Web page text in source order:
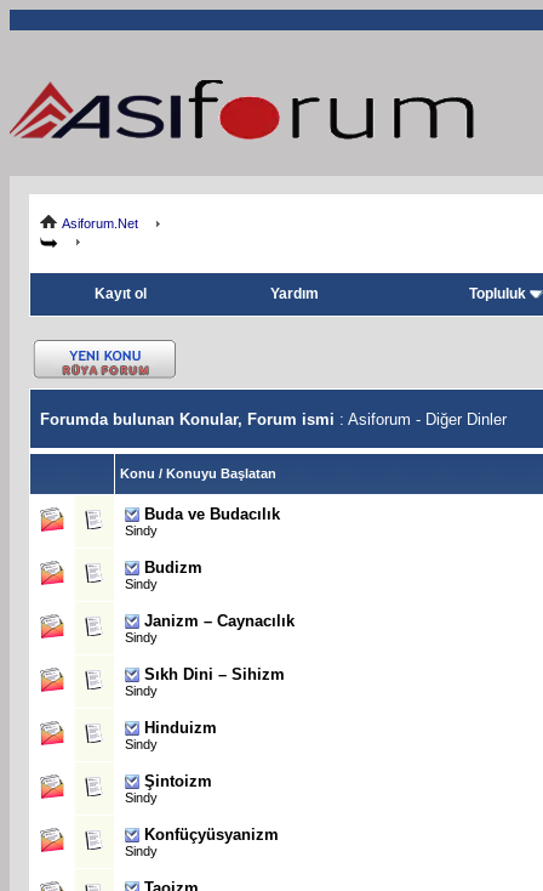
Asiforum.Net
Kayıt ol Yardım Topluluk
Forumda bulunan Konular, Forum ismi : Asiforum - Diğer Dinler
Konu / Konuyu Başlatan
Buda ve Budacılık
Sindy
Budizm
Sindy
Janizm – Caynacılık
Sindy
Sıkh Dini – Sihizm
Sindy
Hinduizm
Sindy
Şintoizm
Sindy
Konfüçyüsyanizm
Sindy